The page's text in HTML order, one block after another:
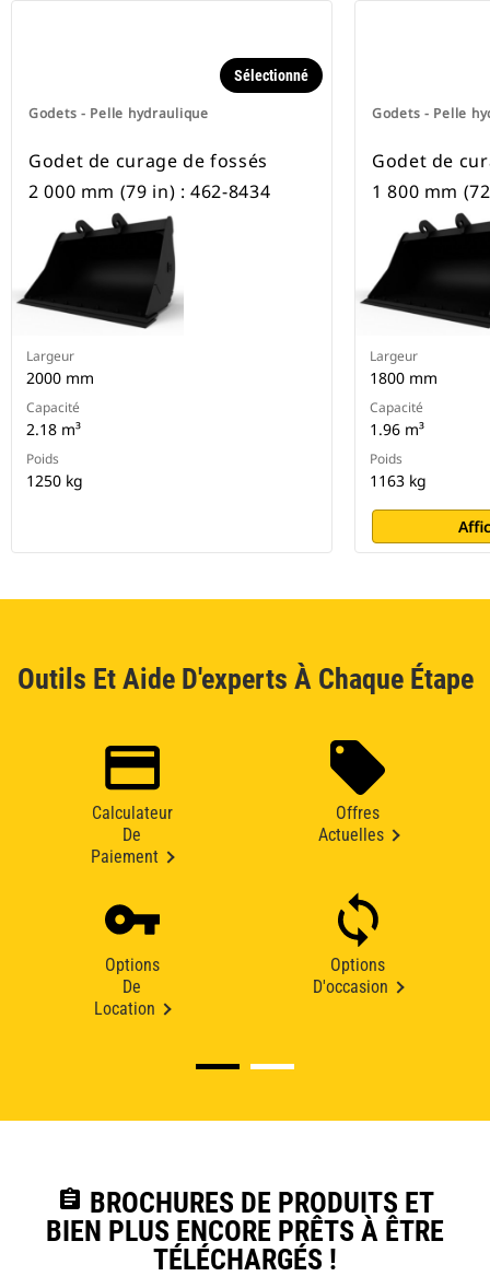
Godets - Pelle hydraulique
Sélectionné
Godet de curage de fossés
2 000 mm (79 in) : 462-8434
Largeur
2000 mm
Capacité
2.18 m³
Poids
1250 kg
Godets - Pelle
Godet de
1 800 mm
Largeur
1800 mm
Capacité
1.96 m³
Poids
1163 kg
Outils Et Aide D'experts À Chaque Étape
Calculateur
De
Paiement
Offres
Actuelles
Options
De
Location
Options
D'occasion
assignment BROCHURES DE PRODUITS ET
BIEN PLUS ENCORE PRÊTS À ÊTRE
TÉLÉCHARGÉS !